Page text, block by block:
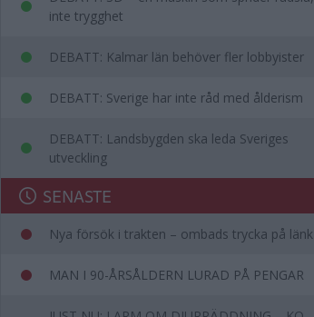
inte trygghet
DEBATT: Kalmar län behöver fler lobbyister
DEBATT: Sverige har inte råd med ålderism
DEBATT: Landsbygden ska leda Sveriges
utveckling
SENASTE
Nya försök i trakten – ombads trycka på länk
MAN I 90-ÅRSÅLDERN LURAD PÅ PENGAR